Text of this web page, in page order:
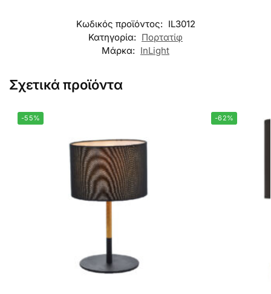
Κωδικός προϊόντος: IL3012
Κατηγορία: Πορτατίφ
Μάρκα: InLight
Σχετικά προϊόντα
-55% -62%